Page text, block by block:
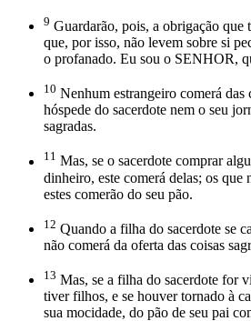
9 Guardarão, pois, a obrigação que
que, por isso, não levem sobre si
o profanado. Eu sou o SENHOR,
10 Nenhum estrangeiro comerá das
hóspede do sacerdote nem o seu
sagradas.
11 Mas, se o sacerdote comprar
dinheiro, este comerá delas; os que
estes comerão do seu pão.
12 Quando a filha do sacerdote se
não comerá da oferta das coisas
13 Mas, se a filha do sacerdote for
tiver filhos, e se houver tornado à
sua mocidade, do pão de seu pai